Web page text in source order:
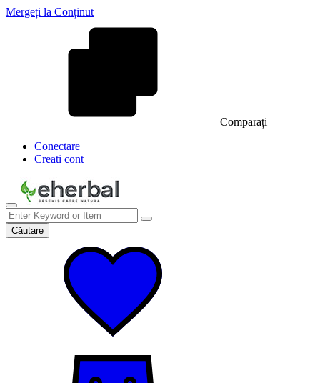
Mergeți la Conținut
Comparați
Conectare
Creati cont
Căutare